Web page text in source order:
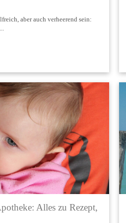
aber auch verheerend sein:
Alles zu Rezept,